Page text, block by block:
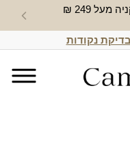
מעל 249 ₪ חדש
נקודות